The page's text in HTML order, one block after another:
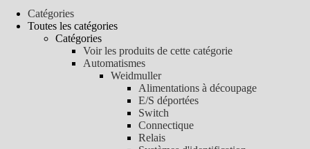
Catégories
Toutes les catégories
Catégories
Voir les produits de cette catégorie
Automatismes
Weidmuller
Alimentations à découpage
E/S déportées
Switch
Connectique
Relais